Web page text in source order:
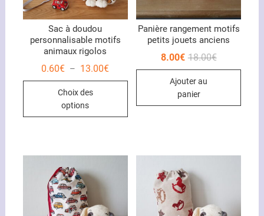
Sac à doudou
personnalisable motifs
animaux rigolos
0.60€ – 13.00€Plage
Choix des
options
Ce
Les
peuvent
choisies
Panière rangement motifs
petits jouets anciens
18.00€Le
8.00€
Le
Ajouter au
panier